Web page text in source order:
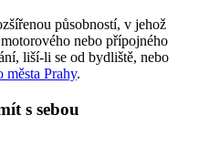
působností, v jehož
nebo přípojného
liší-li se od bydliště, nebo
města Prahy.
s sebou